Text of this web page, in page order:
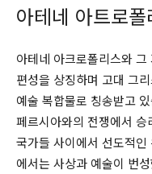
아테네 아트로폴
아테네 아크로폴리스와
편성을 상징하며 고대 그
예술 복합물로 칭송받고
페르시아와의 전쟁에서
국가들 사이에서 선도적
에서는 사상과 예술이 번